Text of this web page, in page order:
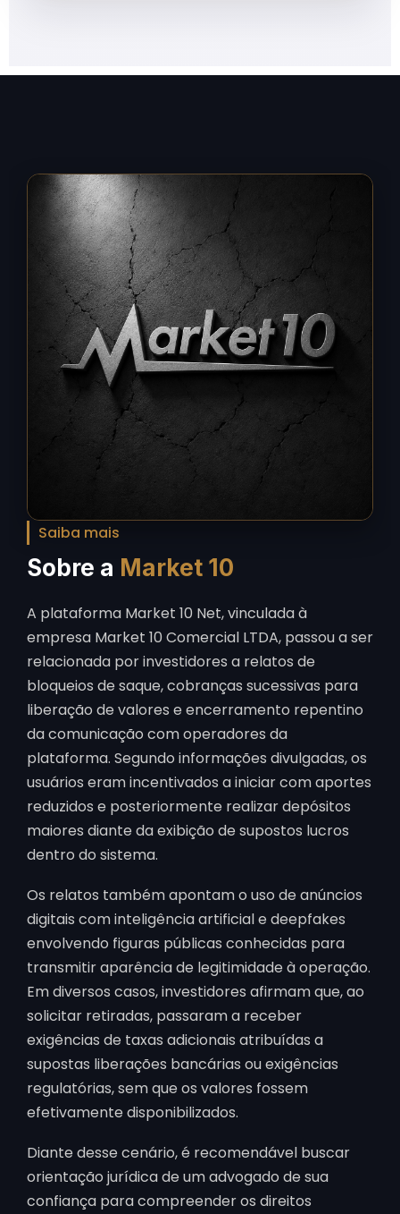
Saiba mais
Sobre a Market 10
A plataforma Market 10 Net, vinculada à
empresa Market 10 Comercial LTDA, passou a ser
relacionada por investidores a relatos de
bloqueios de saque, cobranças sucessivas para
liberação de valores e encerramento repentino
da comunicação com operadores da
plataforma. Segundo informações divulgadas, os
usuários eram incentivados a iniciar com aportes
reduzidos e posteriormente realizar depósitos
maiores diante da exibição de supostos lucros
dentro do sistema.
Os relatos também apontam o uso de anúncios
digitais com inteligência artificial e deepfakes
envolvendo figuras públicas conhecidas para
transmitir aparência de legitimidade à operação.
Em diversos casos, investidores afirmam que, ao
solicitar retiradas, passaram a receber
exigências de taxas adicionais atribuídas a
supostas liberações bancárias ou exigências
regulatórias, sem que os valores fossem
efetivamente disponibilizados.
Diante desse cenário, é recomendável buscar
orientação jurídica de um advogado de sua
confiança para compreender os direitos